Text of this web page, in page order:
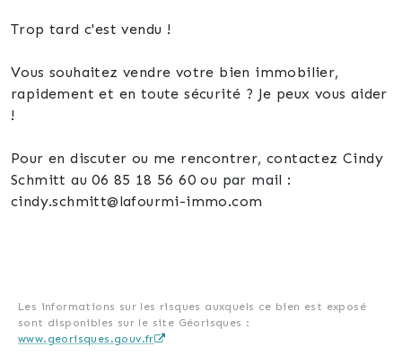
Trop tard c'est vendu !
Vous souhaitez vendre votre bien immobilier,
rapidement et en toute sécurité ? Je peux vous aider
!
Pour en discuter ou me rencontrer, contactez Cindy
Schmitt au 06 85 18 56 60 ou par mail :
cindy.schmitt@lafourmi-immo.com
www.georisques.gouv.fr
Les informations sur les risques auxquels ce bien est exposé
sont disponibles sur le site Géorisques :
www.georisques.gouv.fr